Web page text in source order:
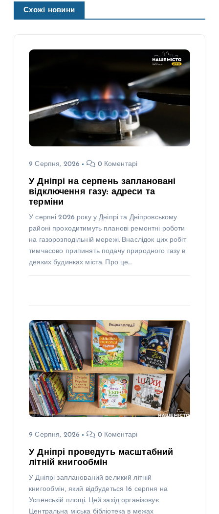
Схожі новини
9 Серпня, 2026 0 Коментарі
У Дніпрі на серпень заплановані
відключення газу: адреси та
терміни
У серпні 2026 року у Дніпрі та Дніпровському
районі проходитимуть планові ремонтні роботи
на газорозподільній мережі. Внаслідок цих робіт
тимчасово припинять подачу природного газу в
деяких будинках міста. Про це…
9 Серпня, 2026 0 Коментарі
У Дніпрі проведуть масштабний
літній книгообмін
У Дніпрі запланований великий літній
книгообмін, який відбудеться 16 серпня на
Успенській площі. Цей захід організовує
Центральна міська бібліотека в межах